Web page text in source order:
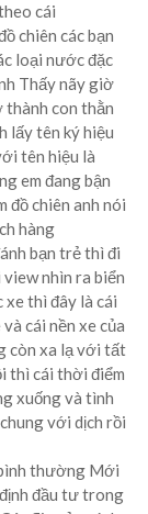
cái
chiên các bạn
loại nước đặc
Thấy nãy giờ
thành con thằn
lấy tên ký hiệu
tên hiệu là
em đang bận
đồ chiên anh nói
hàng
bạn trẻ thì đi
nhìn ra biển
xe thì đây là cái
cái nền xe của
còn xa lạ với tất
thì cái thời điểm
xuống và tình
với dịch rồi
thường Mới
đầu tư trong